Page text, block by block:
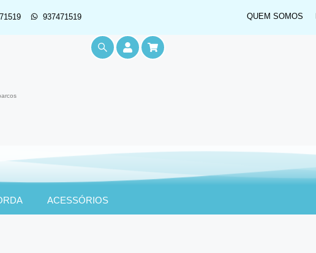
937471519 QUEM SOMOS
ACESSÓRIOS